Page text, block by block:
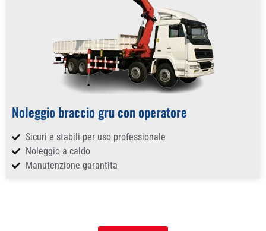
Noleggio braccio gru con operatore
Sicuri e stabili per uso professionale
Noleggio a caldo
Manutenzione garantita